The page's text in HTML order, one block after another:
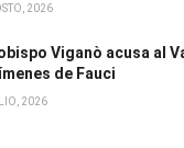
2026
Viganò acusa al
de Fauci
2026